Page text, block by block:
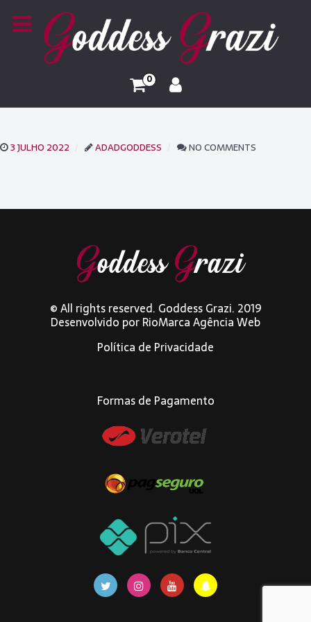
0
3 JULHO 2022 ADADGODDESS NO COMMENTS
© All rights reserved. Goddess Grazi. 2019
Desenvolvido porRioMarca Agência Web
Política de Privacidade
Formas de Pagamento